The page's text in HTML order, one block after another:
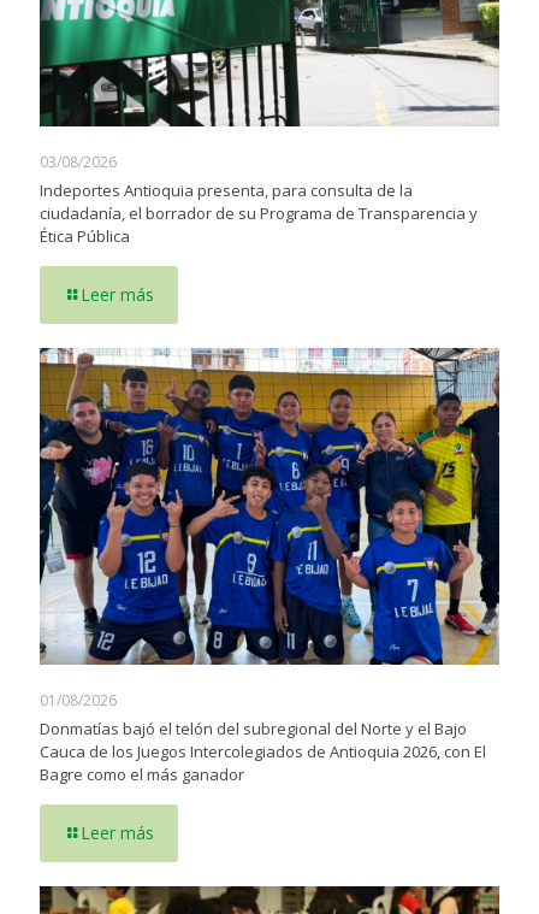
03/08/2026
Indeportes Antioquia presenta, para consulta de la
ciudadanía, el borrador de su Programa de Transparencia y
Ética Pública
Leer más
01/08/2026
Donmatías bajó el telón del subregional del Norte y el Bajo
Cauca de los Juegos Intercolegiados de Antioquia 2026, con El
Bagre como el más ganador
Leer más